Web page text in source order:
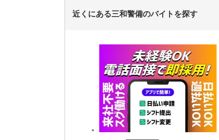
近くにある三和警備のバイトを探す